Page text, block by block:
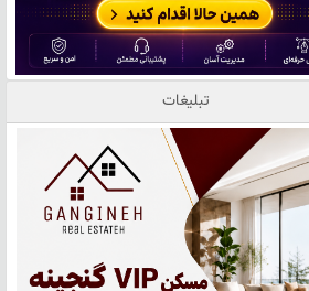
تبلیغات